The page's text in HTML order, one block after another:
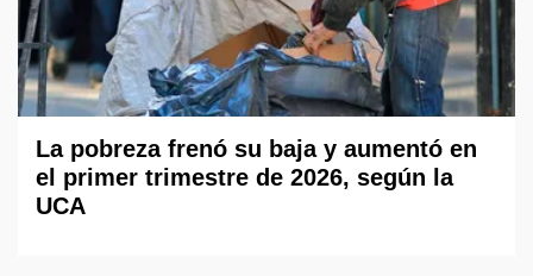
La pobreza frenó su baja y aumentó en
el primer trimestre de 2026, según la
UCA